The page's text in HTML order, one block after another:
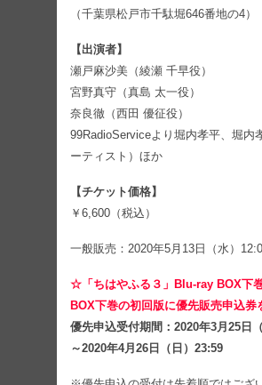
（千葉県松戸市千駄堀646番地の4）
【出演者】
瀬戸麻沙美（綾瀬 千早役）
宮野真守（真島 太一役）
奈良徹（西田 優征役）
99RadioServiceより堀内孝平、堀内
ーティスト）ほか
【チケット価格】
￥6,600（税込）
一般販売：2020年5月13日（水）
☆「ちはやふる３」Blu-ray BOX下
BOX下巻の初回版に優先販売申込券
優先申込受付期間：2020年3月25日
～2020年4月26日（日）23:59